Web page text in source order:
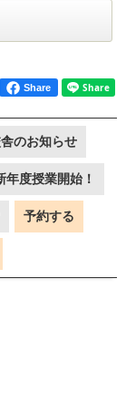
Share
のお知らせ
度授業開始！
予約する